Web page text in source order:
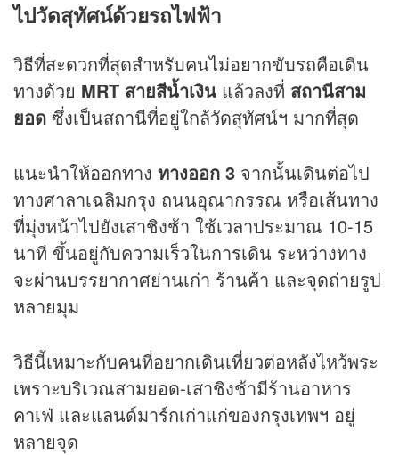
ไปวัดสุทัศน์ด้วยรถไฟฟ้า
วิธีที่สะดวกที่สุดสำหรับคนไม่อยากขับรถคือเดิน
ทางด้วย MRT สายสีน้ำเงิน แล้วลงที่ สถานีสาม
ยอด ซึ่งเป็นสถานีที่อยู่ใกล้วัดสุทัศน์ฯ มากที่สุด
แนะนำให้ออกทาง ทางออก 3 จากนั้นเดินต่อไป
ทางศาลาเฉลิมกรุง ถนนอุณากรรณ หรือเส้นทาง
ที่มุ่งหน้าไปยังเสาชิงช้า ใช้เวลาประมาณ 10-15
นาที ขึ้นอยู่กับความเร็วในการเดิน ระหว่างทาง
จะผ่านบรรยากาศย่านเก่า ร้านค้า และจุดถ่ายรูป
หลายมุม
วิธีนี้เหมาะกับคนที่อยากเดินเที่ยวต่อหลังไหว้พระ
เพราะบริเวณสามยอด-เสาชิงช้ามีร้านอาหาร
คาเฟ่ และแลนด์มาร์กเก่าแก่ของกรุงเทพฯ อยู่
หลายจุด